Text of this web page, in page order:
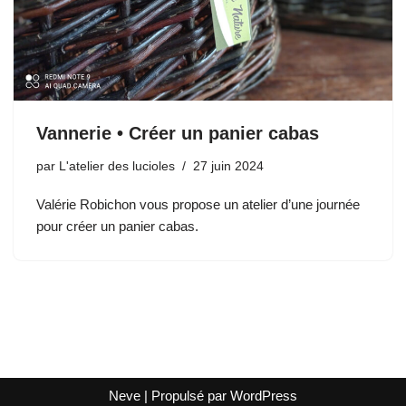
Vannerie • Créer un panier cabas
par L'atelier des lucioles 27 juin 2024
Valérie Robichon vous propose un atelier d’une journée
pour créer un panier cabas.
Neve | Propulsé par WordPress